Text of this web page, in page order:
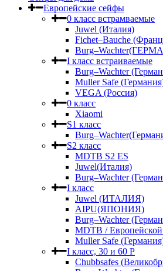
Европейские сейфы
0 класс встрамваемые
Juwel (Италия)
Fichet–Bauche
I класс встраиваемые
Burg–Wachter
Muller Safe
VEGA (Россия)
0 класс
Xiaomi
S1 класс
S2 класс
MDTB S2 ES
Juwel(Италия)
Burg–Wachter
I класс
Juwel (ИТАЛИЯ)
AIPU(ЯПОНИЯ)
Burg–Wachter
MDTB /
Muller Safe
I класс, 30 и 60 P
Chubbsafes